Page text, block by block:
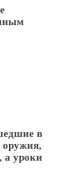
в
оружия,
а уроки